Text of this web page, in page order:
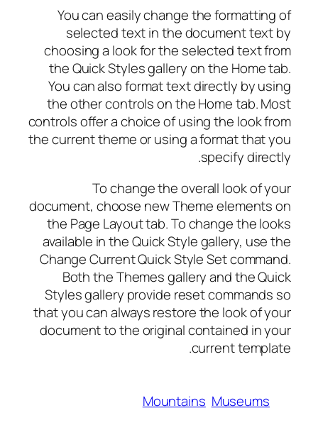
You can easily change the formatting of
selected text in the document text by
choosing a look for the selected text from
the Quick Styles gallery on the Home tab.
You can also format text directly by using
the other controls on the Home tab. Most
controls offer a choice of using the look from
the current theme or using a format that you
specify directly.
To change the overall look of your
document, choose new Theme elements on
the Page Layout tab. To change the looks
available in the Quick Style gallery, use the
Change Current Quick Style Set command.
Both the Themes gallery and the Quick
Styles gallery provide reset commands so
that you can always restore the look of your
document to the original contained in your
current template.
Mountains Museums